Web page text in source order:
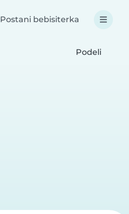
Postani bebisiterka
Podeli